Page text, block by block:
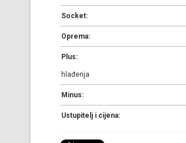
Socket:
Oprema:
Plus:
hlađenja
Minus:
Ustupitelj i cijena: